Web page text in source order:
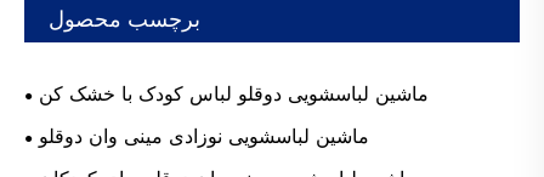
برچسب محصول
ماشین لباسشویی دوقلو لباس کودک با خشک کن
ماشین لباسشویی نوزادی مینی وان دوقلو